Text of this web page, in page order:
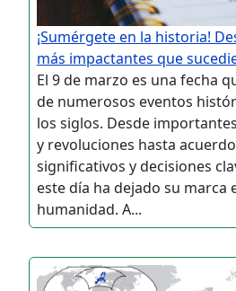
¡Sumérgete en la historia!
más impactantes que
El 9 de marzo es una fecha
de numerosos eventos
los siglos. Desde
y revoluciones hasta
significativos y decisiones
este día ha dejado su marca
humanidad. A...